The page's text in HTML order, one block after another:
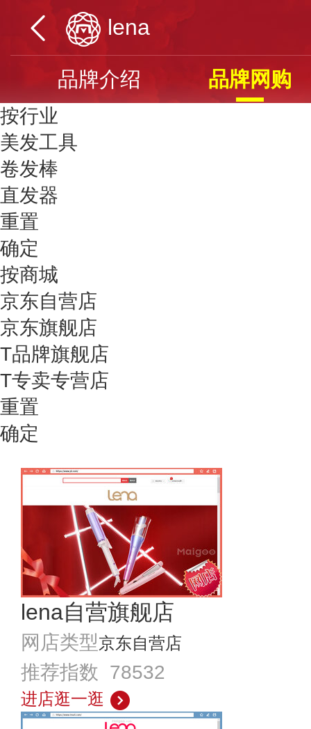
lena
品牌介绍 品牌网购
按行业
美发工具
卷发棒
直发器
重置
确定
按商城
京东自营店
京东旗舰店
T品牌旗舰店
T专卖专营店
重置
确定
lena自营旗舰店
网店类型京东自营店
推荐指数 78532
进店逛一逛